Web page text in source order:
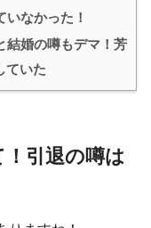
なかった！
結婚の噂もデマ！芳
ていた
引退の噂は